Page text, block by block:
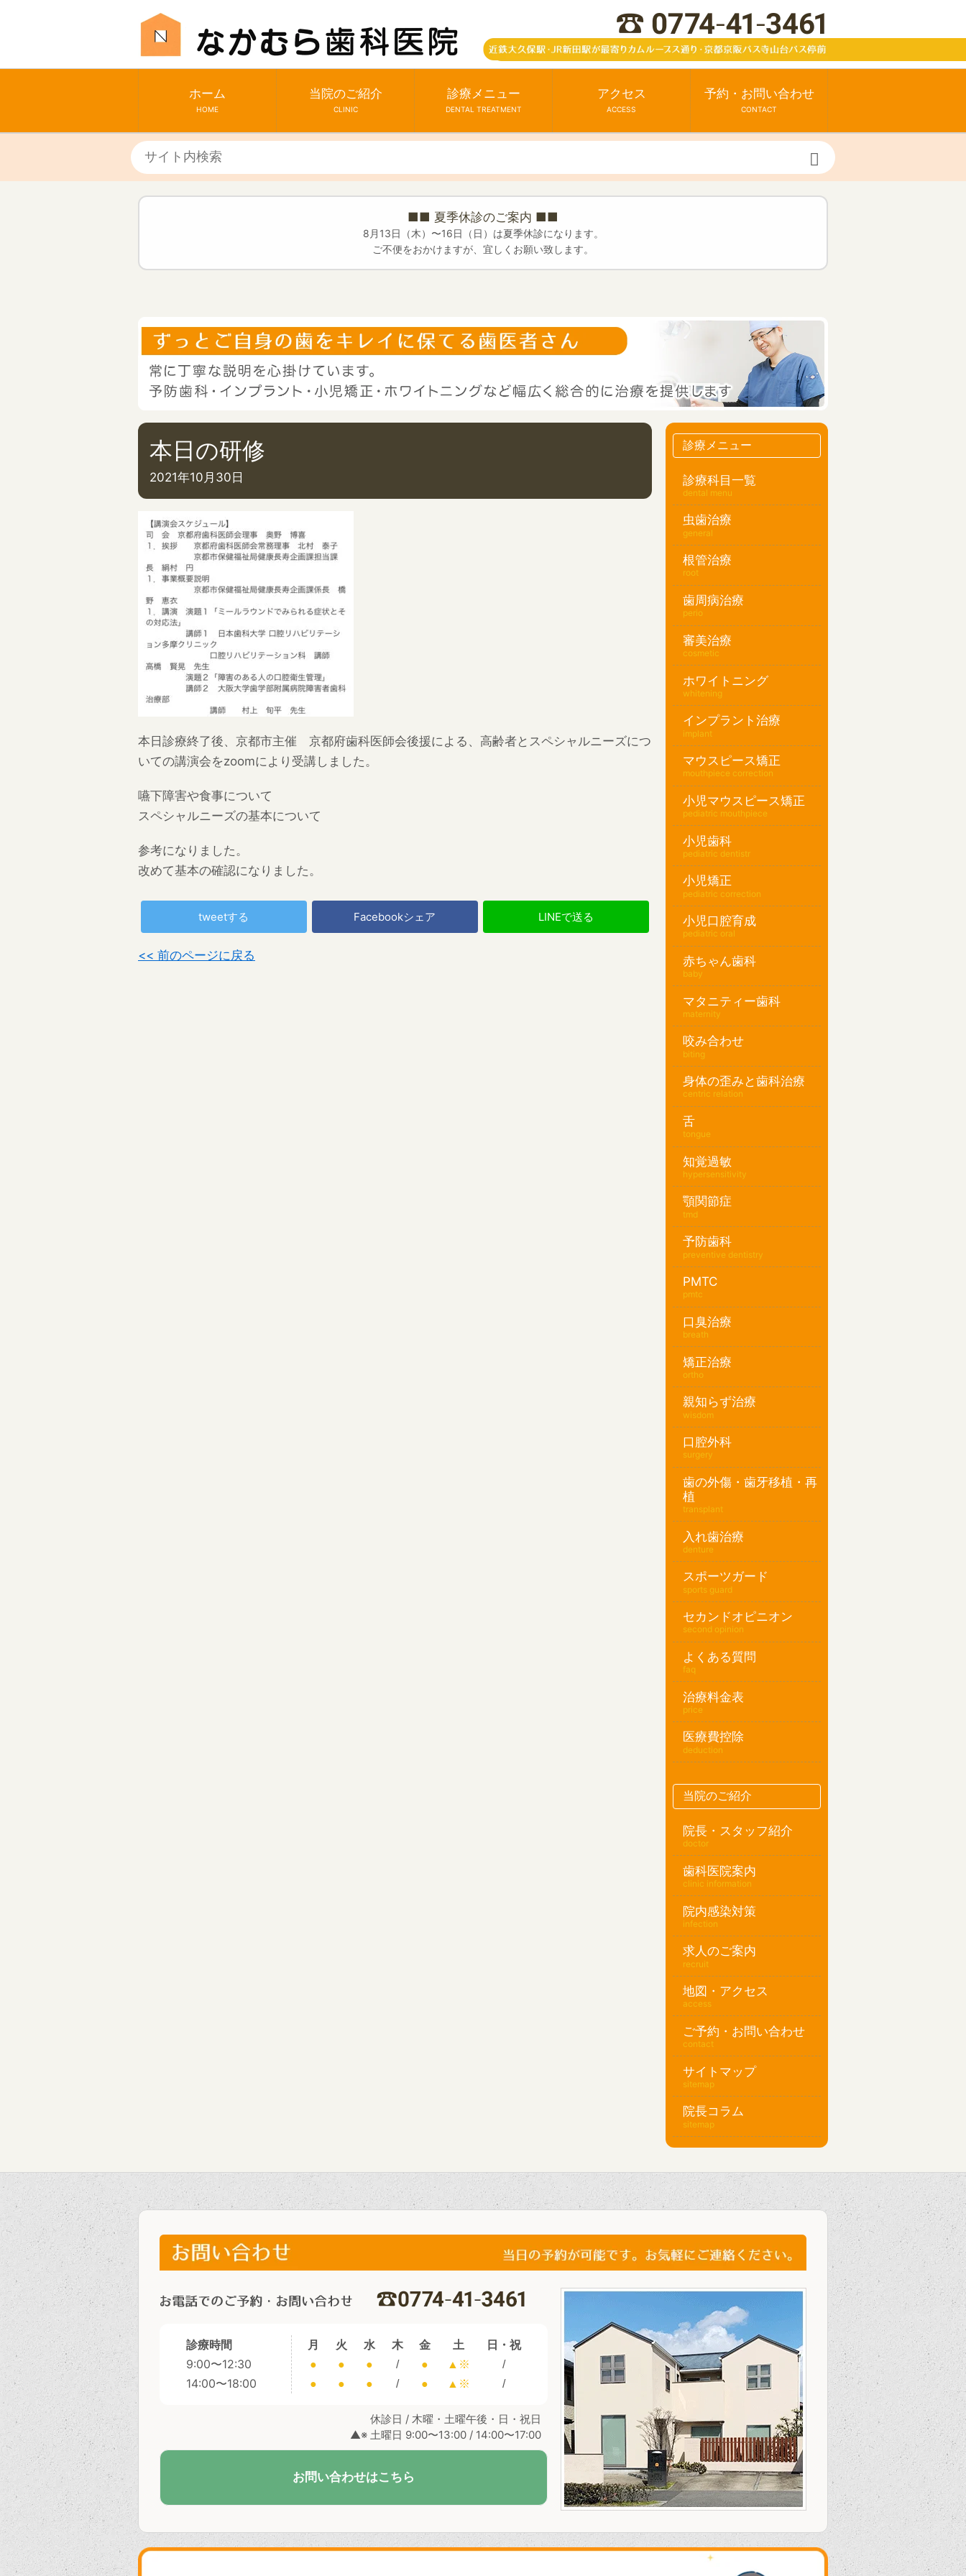
ホーム
HOME
当院のご紹介
CLINIC
診療メニュー
DENTAL TREATMENT
アクセス
ACCESS
予約・お問い合わせ
CONTACT
■■ 夏季休診のご案内 ■■
8月13日（木）〜16日（日）は夏季休診になります。
ご不便をおかけますが、宜しくお願い致します。
本日の研修
2021年10月30日
本日診療終了後、京都市主催 京都府歯科医師会後援による、高齢者とスペシャルニーズにつ
いての講演会をzoomにより受講しました。
嚥下障害や食事について
スペシャルニーズの基本について
参考になりました。
改めて基本の確認になりました。
tweetする Facebookシェア LINEで送る
<< 前のページに戻る
診療メニュー
診療科目一覧
dental menu
虫歯治療
general
根管治療
root
歯周病治療
perio
審美治療
cosmetic
ホワイトニング
whitening
インプラント治療
implant
マウスピース矯正
mouthpiece correction
小児マウスピース矯正
pediatric mouthpiece
小児歯科
pediatric dentistr
小児矯正
pediatric correction
小児口腔育成
pediatric oral
赤ちゃん歯科
baby
マタニティー歯科
maternity
咬み合わせ
biting
身体の歪みと歯科治療
centric relation
舌
tongue
知覚過敏
hypersensitivity
顎関節症
tmd
予防歯科
preventive dentistry
PMTC
pmtc
口臭治療
breath
矯正治療
ortho
親知らず治療
wisdom
口腔外科
surgery
歯の外傷・歯牙移植・再
植
transplant
入れ歯治療
denture
スポーツガード
sports guard
セカンドオピニオン
second opinion
よくある質問
faq
治療料金表
price
医療費控除
deduction
当院のご紹介
院長・スタッフ紹介
doctor
歯科医院案内
clinic information
院内感染対策
infection
求人のご案内
recruit
地図・アクセス
access
ご予約・お問い合わせ
contact
サイトマップ
sitemap
院長コラム
sitemap
診療時間
9:00〜12:30
14:00〜18:00
月
●
●
火
●
●
水
●
●
木
/
/
金
●
●
土
▲※
▲※
日・祝
/
/
休診日 / 木曜・土曜午後・日・祝日
▲※ 土曜日 9:00〜13:00 / 14:00〜17:00
お問い合わせはこちら